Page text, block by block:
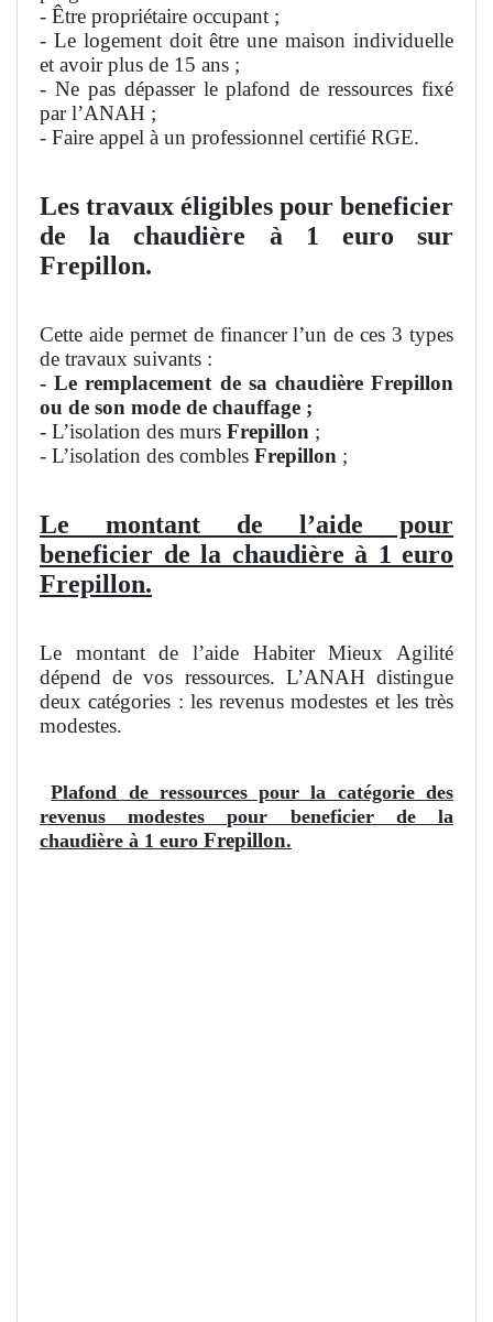
- Être propriétaire occupant ;
- Le logement doit être une maison individuelle
et avoir plus de 15 ans ;
- Ne pas dépasser le plafond de ressources fixé
par l’ANAH ;
- Faire appel à un professionnel certifié RGE.
Les travaux éligibles pour beneficier
de la chaudière à 1 euro sur
Frepillon.
Cette aide permet de financer l’un de ces 3 types
de travaux suivants :
- Le remplacement de sa chaudière Frepillon
ou de son mode de chauffage ;
- L’isolation des murs Frepillon ;
- L’isolation des combles Frepillon ;
Le montant de l’aide pour
beneficier de la chaudière à 1 euro
Frepillon.
Le montant de l’aide Habiter Mieux Agilité
dépend de vos ressources. L’ANAH distingue
deux catégories : les revenus modestes et les très
modestes.
Plafond de ressources pour la catégorie des
revenus modestes pour beneficier de la
chaudière à 1 euro Frepillon.